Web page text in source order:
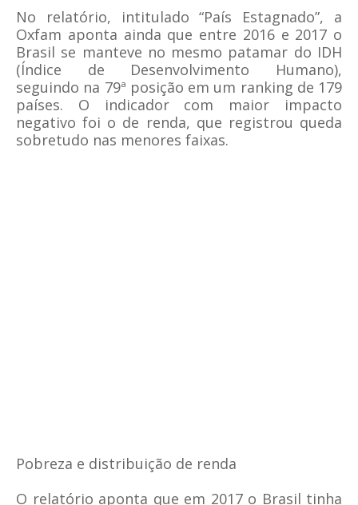
No relatório, intitulado “País Estagnado”, a
Oxfam aponta ainda que entre 2016 e 2017 o
Brasil se manteve no mesmo patamar do IDH
(Índice de Desenvolvimento Humano),
seguindo na 79ª posição em um ranking de 179
países. O indicador com maior impacto
negativo foi o de renda, que registrou queda
sobretudo nas menores faixas.
Pobreza e distribuição de renda
O relatório aponta que em 2017 o Brasil tinha